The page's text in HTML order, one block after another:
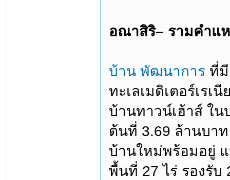
อณาสิริ– รามคำแ
บ้าน พัฒนาการ ที่
ทะเลเมดิเตอร์เร
บ้านทาวน์เฮ้าส์ ใน
ต้นที่ 3.69 ล้านบาท
บ้านใหม่พร้อมอยู่
พื้นที่ 27 ไร่ รองรั